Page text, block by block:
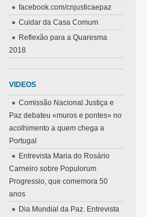
facebook.com/cnjusticaepaz
Cuidar da Casa Comum
Reflexão para a Quaresma
2018
VIDEOS
Comissão Nacional Justiça e
Paz debateu «muros e pontes» no
acolhimento a quem chega a
Portugal
Entrevista Maria do Rosário
Carneiro sobre Populorum
Progressio, que comemora 50
anos
Dia Mundial da Paz. Entrevista